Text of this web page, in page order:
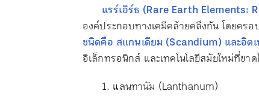
แรร์เอิร์ธ (Rare Earth Elements:
องค์ประกอบทางเคมีคล้ายคลึงกัน โดยคร
ชนิดคือ สแกนเดียม (Scandium) และอิ
อิเล็กทรอนิกส์ และเทคโนโลยีสมัยใหม่ที่ขา
1. แลนทานัม (Lanthanum)